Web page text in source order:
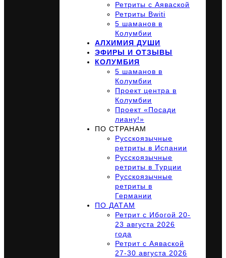
Ретриты с Аяваской
Ретриты Bwiti
5 шаманов в
Колумбии
АЛХИМИЯ ДУШИ
ЭФИРЫ И ОТЗЫВЫ
КОЛУМБИЯ
5 шаманов в
Колумбии
Проект центра в
Колумбии
Проект «Посади
лиану!»
ПО СТРАНАМ
Русскоязычные
ретриты в Испании
Русскоязычные
ретриты в Турции
Русскоязычные
ретриты в
Германии
ПО ДАТАМ
Ретрит с Ибогой 20-
23 августа 2026
года
Ретрит с Аяваской
27-30 августа 2026